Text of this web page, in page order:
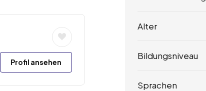
Profil ansehen
Alter
Bildungsniveau
Sprachen